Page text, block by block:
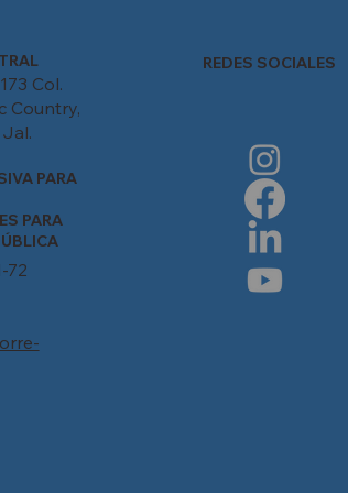
Col.
Country,
PARA
PARA
72
REDES SOCIALES